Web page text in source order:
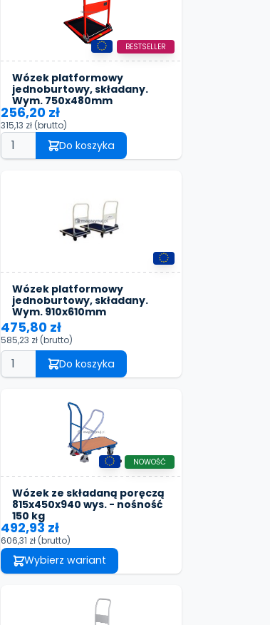
Wózek platformowy
jednoburtowy, składany.
Wym. 750x480mm
BESTSELLER
256,20 zł
315,13 zł (brutto)
Do koszyka
Wózek platformowy
jednoburtowy, składany.
Wym. 910x610mm
475,80 zł
585,23 zł (brutto)
Do koszyka
Wózek ze składaną poręczą
815x450x940 wys. - nośność
150 kg
NOWOŚĆ
492,93 zł
606,31 zł (brutto)
Wybierz wariant